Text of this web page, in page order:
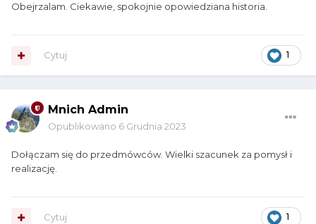
Obejrzalam. Ciekawie, spokojnie opowiedziana historia.
1
Cytuj
Mnich Admin
Opublikowano 6 Grudnia 2023
Dołączam się do przedmówców. Wielki szacunek za pomysł i
realizację.
1
Cytuj